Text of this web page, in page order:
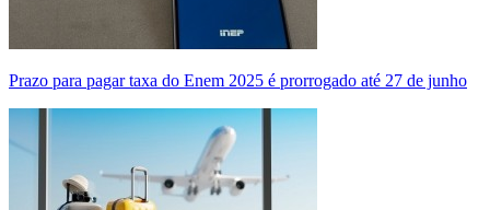
Prazo para pagar taxa do Enem 2025 é prorrogado até 27 de junho